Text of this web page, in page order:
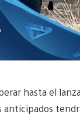
hasta el
anticipados